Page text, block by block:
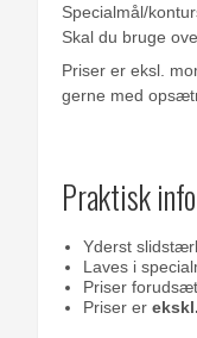
Specialmål/
Skal du bruge
Priser er eksl.
gerne med
Praktisk
Yderst
Laves i
Priser
Priser er ekskl.